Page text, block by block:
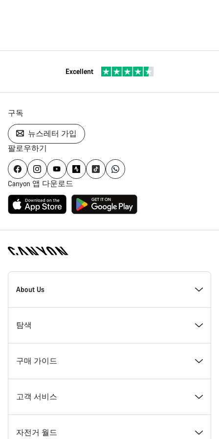
Excellent
구독
뉴스레터 가입
팔로우하기
Canyon 앱 다운로드
[footer.linksList.title]
About Us
수상경력
인재 채용
캐니언 뉴스룸
이용 약관
탐색
뉴스 및 스토리
팁 & 조언
캐니언 홈 코블렌츠
구매 가이드
꿈꾸던 캐니언 자전거 찾기
재고 있는 자전거
고객 서비스
지원 센터
자전거 월드